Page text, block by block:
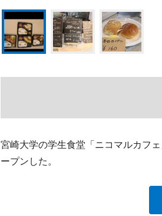
宮崎大学の学生食堂「ニコマルカフ
ープンした。